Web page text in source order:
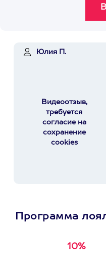
Юлия П.
Видеоотзыв,
требуется
согласие на
сохранение
cookies
Программа
10%